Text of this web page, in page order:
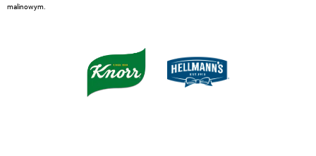
malinowym.